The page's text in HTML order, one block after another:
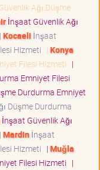
Ağı Düşme
İnşaat Güvenlik Ağı
| Kocaeli İnşaat
Hizmeti | Konya
Filesi Hizmeti |
Emniyet Filesi
Durdurma Emniyet
Düşme Durdurma
İnşaat Güvenlik Ağı
| Mardinİnşaat
Hizmeti | Muğla
Filesi Hizmeti |